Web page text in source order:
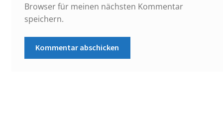
Browser für meinen nächsten Kommentar
speichern.